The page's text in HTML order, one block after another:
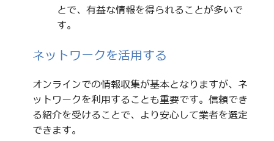
とで、有益な情報を得られることが多いで
す。
ネットワークを活用する
オンラインでの情報収集が基本となりますが、ネ
ットワークを利用することも重要です。信頼でき
る紹介を受けることで、より安心して業者を選定
できます。